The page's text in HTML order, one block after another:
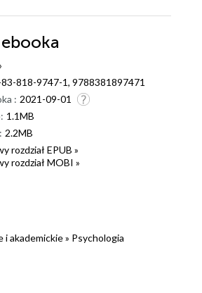
ebooka
818-9747-1, 9788381897471
: 2021-09-01
1.1MB
2.2MB
rozdział EPUB »
rozdział MOBI »
i akademickie» Psychologia